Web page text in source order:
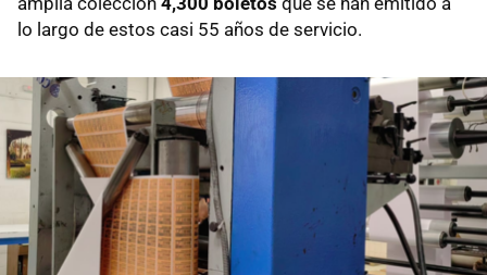
lo largo de estos casi 55 años de servicio.